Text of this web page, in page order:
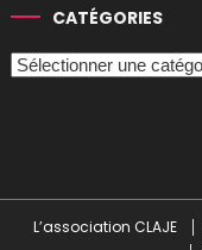
CATÉGORIES
Catégories
L’association CLAJE